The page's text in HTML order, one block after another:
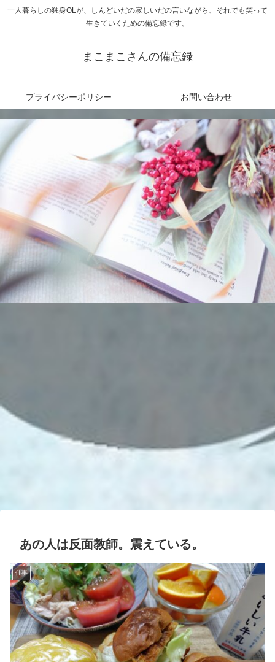
一人暮らしの独身OLが、しんどいだの寂しいだの言いながら、それでも笑って
生きていくための備忘録です。
まこまこさんの備忘録
プライバシーポリシー お問い合わせ
あの人は反面教師。震えている。
仕事